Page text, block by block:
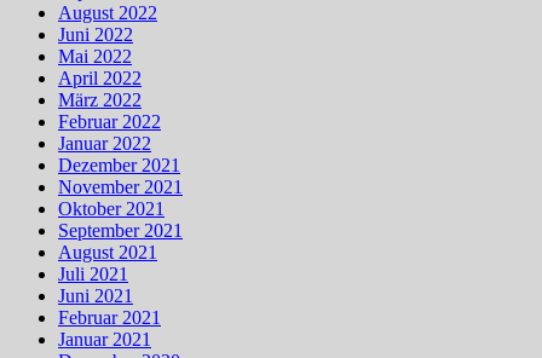
August 2022
Juni 2022
Mai 2022
April 2022
März 2022
Februar 2022
Januar 2022
Dezember 2021
November 2021
Oktober 2021
September 2021
August 2021
Juli 2021
Juni 2021
Februar 2021
Januar 2021